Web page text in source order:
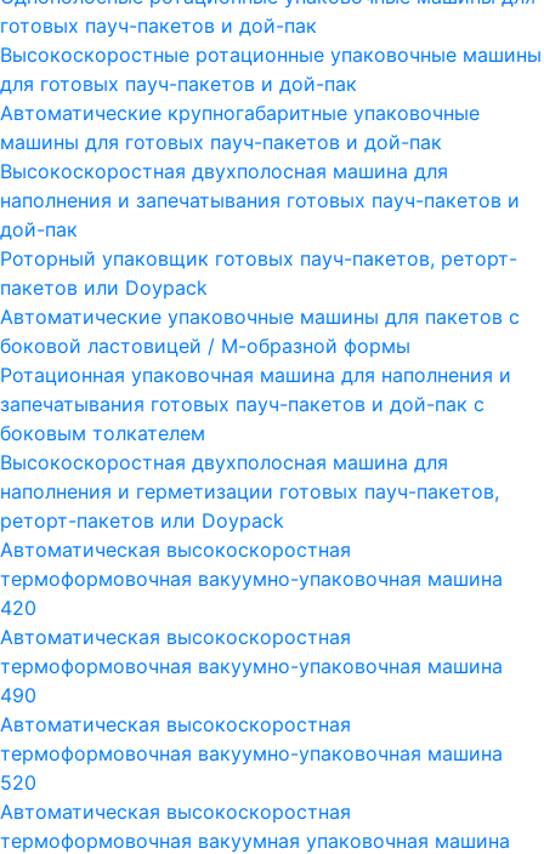
готовых пауч-пакетов и дой-пак
Высокоскоростные ротационные упаковочные машины
для готовых пауч-пакетов и дой-пак
Автоматические крупногабаритные упаковочные
машины для готовых пауч-пакетов и дой-пак
Высокоскоростная двухполосная машина для
наполнения и запечатывания готовых пауч-пакетов и
дой-пак
Роторный упаковщик готовых пауч-пакетов, реторт-
пакетов или Doypack
Автоматические упаковочные машины для пакетов с
боковой ластовицей / М-образной формы
Ротационная упаковочная машина для наполнения и
запечатывания готовых пауч-пакетов и дой-пак с
боковым толкателем
Высокоскоростная двухполосная машина для
наполнения и герметизации готовых пауч-пакетов,
реторт-пакетов или Doypack
Автоматическая высокоскоростная
термоформовочная вакуумно-упаковочная машина
420
Автоматическая высокоскоростная
термоформовочная вакуумно-упаковочная машина
490
Автоматическая высокоскоростная
термоформовочная вакуумно-упаковочная машина
520
Автоматическая высокоскоростная
термоформовочная вакуумная упаковочная машина